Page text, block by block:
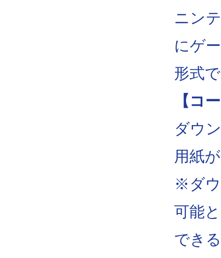
ニン
にゲ
形式
【コ
ダウ
用紙
※ダウ
可能
でき